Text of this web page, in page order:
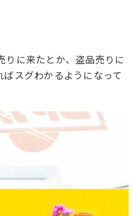
りに来たとか、盗品売りに
スグわかるようになって